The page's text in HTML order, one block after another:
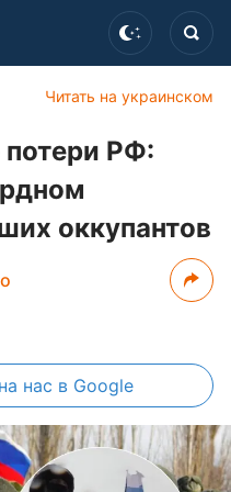
Читать на украинском
РФ:
оккупантов
на нас в Google